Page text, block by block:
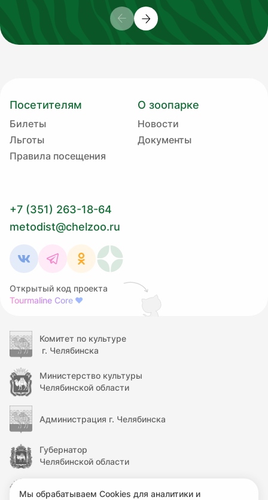
Посетителям
Билеты
Льготы
Правила посещения
О зоопарке
Новости
Документы
+7 (351) 263-18-64
metodist@chelzoo.ru
Открытый код проекта
Tourmaline Core ❤
Комитет по культуре
г. Челябинска
Министерство культуры
Челябинской области
Администрация г. Челябинска
Губернатор
Челябинской области
Мы обрабатываем Cookies для аналитики и